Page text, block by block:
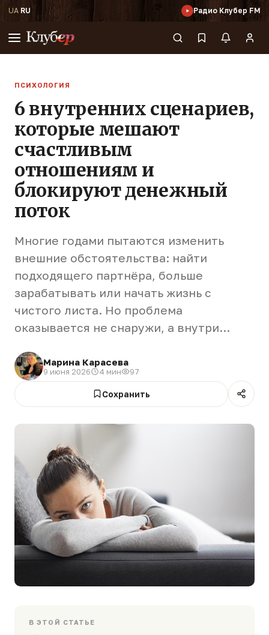
UA·RU Радио Клубер FM
ПСИХОЛОГИЯ
6 внутренних сценариев,
которые мешают
счастливым
отношениям и
блокируют денежный
поток
Многие годами пытаются изменить
внешние обстоятельства: найти
подходящего партнёра, больше
зарабатывать или начать жизнь с
чистого листа. Но проблема
оказывается не снаружи, а внутри...
Марина Карасева
9 июня 2026 4 мин 97
Сохранить
В ЭТОЙ СТАТЬЕ